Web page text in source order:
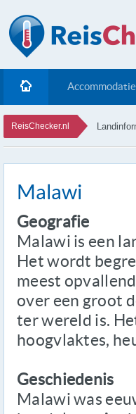
ReisChecker.nl
Malawi
Geografie
Malawi is een
Het wordt
meest
over een groot
ter wereld is.
hoogvlaktes,
Geschiedenis
Malawi was